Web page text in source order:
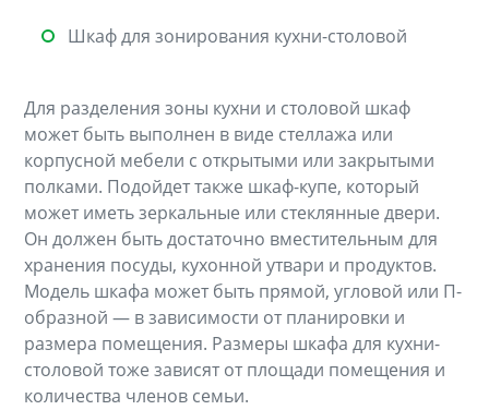
Шкаф для зонирования кухни-столовой
Для разделения зоны кухни и столовой шкаф
может быть выполнен в виде стеллажа или
корпусной мебели с открытыми или закрытыми
полками. Подойдет также шкаф-купе, который
может иметь зеркальные или стеклянные двери.
Он должен быть достаточно вместительным для
хранения посуды, кухонной утвари и продуктов.
Модель шкафа может быть прямой, угловой или П-
образной — в зависимости от планировки и
размера помещения. Размеры шкафа для кухни-
столовой тоже зависят от площади помещения и
количества членов семьи.